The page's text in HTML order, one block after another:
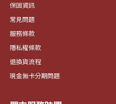
保固資訊
常見問題
服務條款
隱私權條款
退換貨流程
現金無卡分期問題